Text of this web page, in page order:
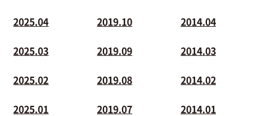
2025.04
2025.03
2025.02
2025.01
2019.10
2019.09
2019.08
2019.07
2014.04
2014.03
2014.02
2014.01